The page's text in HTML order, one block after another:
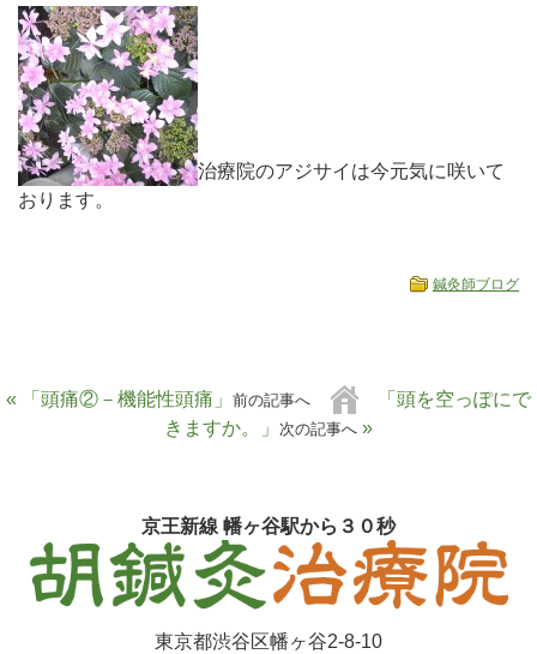
治療院のアジサイは今元気に咲いて
おります。
鍼灸師ブログ
« 「頭痛②－機能性頭痛」 前の記事へ
「頭を空っぽにで
きますか。」
次の記事へ »
京王新線 幡ヶ谷駅から３０秒
東京都渋谷区幡ヶ谷2-8-10